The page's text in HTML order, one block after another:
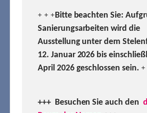
+ + +Bitte beachten Sie:
Sanierungsarbeiten wird die
Ausstellung unter dem
12. Januar 2026 bis
April 2026 geschlossen sein. +
+++ Besuchen Sie auch den